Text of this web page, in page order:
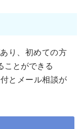
り、初めての方
ことができる
とメール相談が